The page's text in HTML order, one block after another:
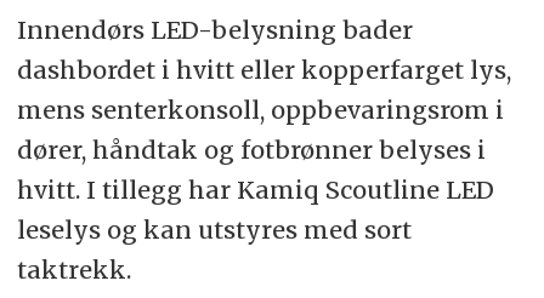
Innendørs LED-belysning bader
dashbordet i hvitt eller kopperfarget lys,
mens senterkonsoll, oppbevaringsrom i
dører, håndtak og fotbrønner belyses i
hvitt. I tillegg har Kamiq Scoutline LED
leselys og kan utstyres med sort
taktrekk.